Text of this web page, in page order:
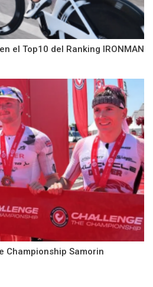
el Top10 del Ranking IRONMAN
Championship Samorin